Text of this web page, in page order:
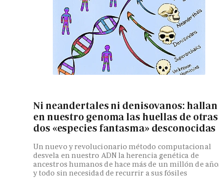
Ni neandertales ni denisovanos: hallan
en nuestro genoma las huellas de otras
dos «especies fantasma» desconocidas
Un nuevo y revolucionario método computacional
desvela en nuestro ADN la herencia genética de
ancestros humanos de hace más de un millón de
y todo sin necesidad de recurrir a sus fósiles